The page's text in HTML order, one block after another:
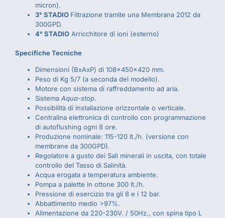
micron).
3° STADIO Filtrazione tramite una Membrana 2012 da
300GPD.
4° STADIO Arricchitore di ioni (esterno)
Specifiche Tecniche
Dimensioni (BxAxP) di 108x450x420 mm.
Peso di Kg 5/7 (a seconda del modello).
Motore con sistema di raffreddamento ad aria.
Sistema Aqua-stop.
Possibilità di installazione orizzontale o verticale.
Centralina elettronica di controllo con programmazione
di autoflushing ogni 8 ore.
Produzione nominale: 115-120 lt./h. (versione con
membrane da 300GPD).
Regolatore a gusto dei Sali minerali in uscita, con totale
controllo del Tasso di Salinità.
Acqua erogata a temperatura ambiente.
Pompa a palette in ottone 300 lt./h.
Pressione di esercizio tra gli 8 e i 12 bar.
Abbattimento medio >97%.
Alimentazione da 220-230V. / 50Hz., con spina tipo L